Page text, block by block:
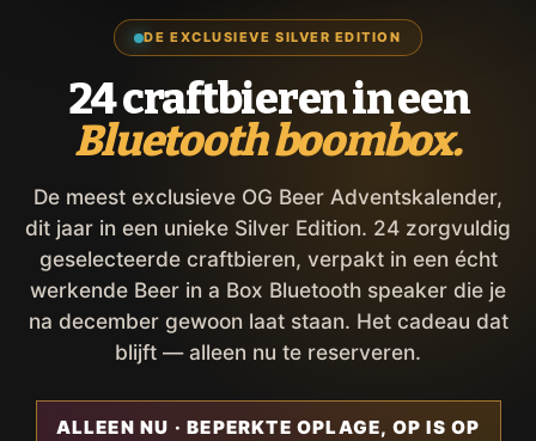
DE EXCLUSIEVE SILVER EDITION
24 craftbieren in een
Bluetooth boombox.
De meest exclusieve OG Beer Adventskalender,
dit jaar in een unieke Silver Edition. 24 zorgvuldig
geselecteerde craftbieren, verpakt in een écht
werkende Beer in a Box Bluetooth speaker die je
na december gewoon laat staan. Het cadeau dat
blijft — alleen nu te reserveren.
ALLEEN NU · BEPERKTE OPLAGE, OP IS OP